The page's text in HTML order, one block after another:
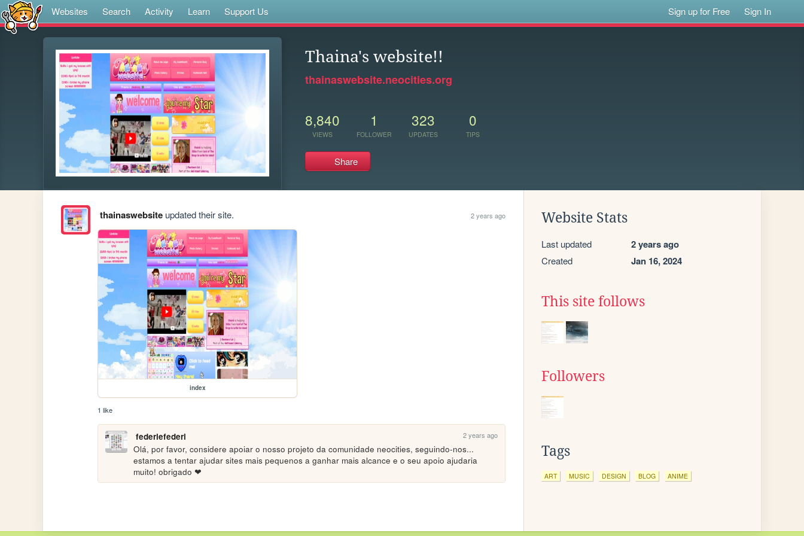
Websites Search Activity Learn Support Us Sign up for Free Sign In
Thaina's website!!
thainaswebsite.neocities.org
8,840
VIEWS
1
FOLLOWER
323
UPDATES
0
TIPS
Share
thainaswebsiteupdated their site. 2 years ago
index
1 like
federiefederi 2 years ago
Olá, por favor, considere apoiar o nosso projeto da comunidade neocities, seguindo-nos...
estamos a tentar ajudar sites mais pequenos a ganhar mais alcance e o seu apoio ajudaria
muito! obrigado ❤
Website Stats
Last updated 2 years ago
Created Jan 16, 2024
This site follows
Followers
Tags
ART MUSIC DESIGN BLOG ANIME